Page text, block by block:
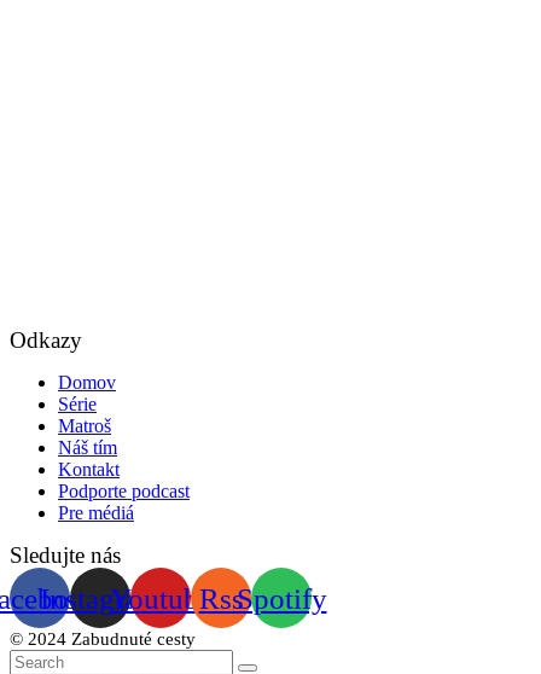
Odkazy
Domov
Série
Matroš
Náš tím
Kontakt
Podporte podcast
Pre médiá
Sledujte nás
InstagramYoutubeRssSpotify
© 2024 Zabudnuté cesty